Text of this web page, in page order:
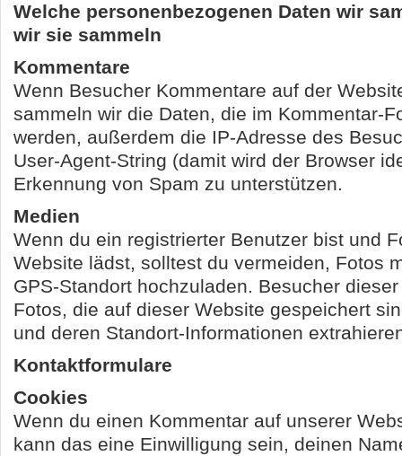
Welche personenbezogenen Daten wir
wir sie sammeln
Kommentare
Wenn Besucher Kommentare auf der
sammeln wir die Daten, die im Kommentar-
werden, außerdem die IP-Adresse des
User-Agent-String (damit wird der Browser
Erkennung von Spam zu unterstützen.
Medien
Wenn du ein registrierter Benutzer bist und
Website lädst, solltest du vermeiden, Fotos
GPS-Standort hochzuladen. Besucher
Fotos, die auf dieser Website gespeichert
und deren Standort-Informationen
Kontaktformulare
Cookies
Wenn du einen Kommentar auf unserer
kann das eine Einwilligung sein, deinen